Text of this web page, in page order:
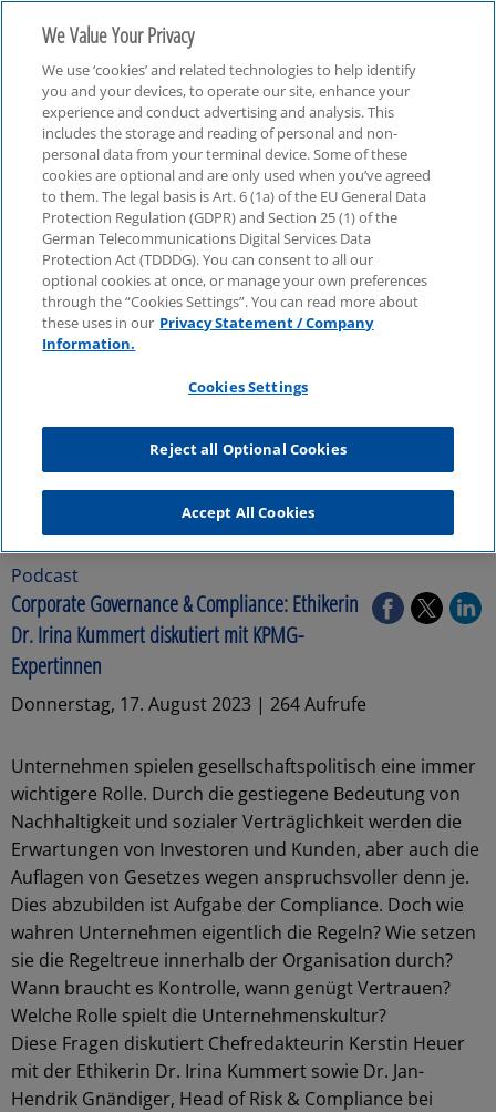
Podcast
Podcast
Corporate Governance & Compliance: Ethikerin
Dr. Irina Kummert diskutiert mit KPMG-
Expertinnen
Donnerstag, 17. August 2023 | 264 Aufrufe
Unternehmen spielen gesellschaftspolitisch eine immer
wichtigere Rolle. Durch die gestiegene Bedeutung von
Nachhaltigkeit und sozialer Verträglichkeit werden die
Erwartungen von Investoren und Kunden, aber auch die
Auflagen von Gesetzes wegen anspruchsvoller denn je.
Dies abzubilden ist Aufgabe der Compliance. Doch wie
wahren Unternehmen eigentlich die Regeln? Wie setzen
sie die Regeltreue innerhalb der Organisation durch?
Wann braucht es Kontrolle, wann genügt Vertrauen?
Welche Rolle spielt die Unternehmenskultur?
Diese Fragen diskutiert Chefredakteurin Kerstin Heuer
mit der Ethikerin Dr. Irina Kummert sowie Dr. Jan-
Hendrik Gnändiger, Head of Risk & Compliance bei
We Value Your Privacy
We use ‘cookies’ and related technologies to help identify
you and your devices, to operate our site, enhance your
experience and conduct advertising and analysis. This
includes the storage and reading of personal and non-
personal data from your terminal device. Some of these
cookies are optional and are only used when you’ve agreed
to them. The legal basis is Art. 6 (1a) of the EU General Data
Protection Regulation (GDPR) and Section 25 (1) of the
German Telecommunications Digital Services Data
Protection Act (TDDDG). You can consent to all our
optional cookies at once, or manage your own preferences
through the “Cookies Settings”. You can read more about
these uses in our Privacy Statement / Company
Information.
Cookies Settings
Reject all Optional Cookies
Accept All Cookies